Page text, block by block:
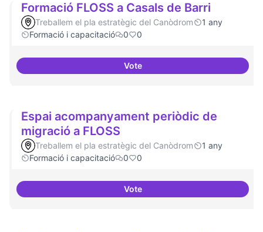
Formació FLOSS a Casals de Barri
Treballem el pla estratègic del Canòdrom
1 any
Formació i capacitació
0 0
VoteFormació FLOSS a Casals de
Espai acompanyament periòdic de
migració a FLOSS
Treballem el pla estratègic del Canòdrom
1 any
Formació i capacitació
0 0
VoteEspai acompanyament periòdic